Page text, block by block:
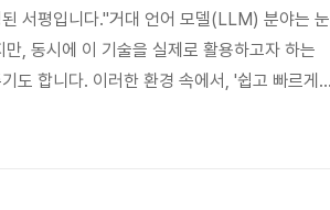
서평입니다."거대 언어 모델(LLM) 분야는 눈
, 동시에 이 기술을 실제로 활용하고자 하는
도 합니다. 이러한 환경 속에서, '쉽고 빠르게
용과 구현에 명확히 초점을 맞춘 실용적인 안